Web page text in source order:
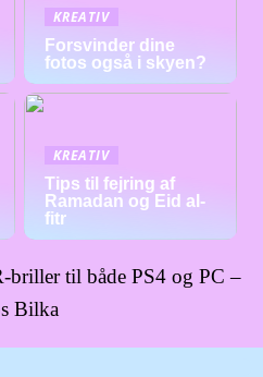
KREATIV
Forsvinder dine
fotos også i skyen?
KREATIV
Tips til fejring af
Ramadan og Eid al-
fitr
til både PS4 og PC –
Bilka